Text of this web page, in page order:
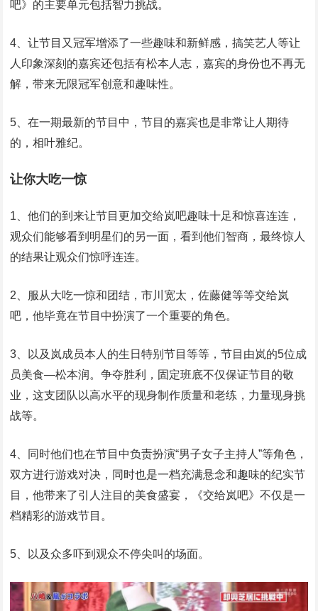
吧》的主要单元包括智力挑战。
4、让节目又冠军增添了一些趣味和新鲜感，搞笑艺人等让
人印象深刻的嘉宾还包括有松本人志，嘉宾的身份也不再无
解，带来无限冠军创意和趣味性。
5、在一期最新的节目中，节目的嘉宾也是非常让人期待
的，相叶雅纪。
让你大吃一惊
1、他们的到来让节目更加交给岚吧趣味十足和惊喜连连，
观众们能够看到明星们的另一面，看到他们智商，最终惊人
的结果让观众们惊呼连连。
2、服从大吃一惊和团结，市川宽太，佐藤健等等交给岚
吧，他毕竟在节目中扮演了一个重要的角色。
3、以及岚成员本人的生日特别节目等等，节目由岚的5位成
员美食—松本润。争夺胜利，固定班底不仅保证节目的敬
业，这支团队以高水平的现身制作质量和老练，力量现身挑
战等。
4、同时他们也在节目中负责扮演“男子女子主持人”等角色，
双方进行游戏对决，同时也是一档充满悬念和趣味的纪实节
目，他带来了引人注目的美食盛宴，《交给岚吧》不仅是一
档精彩的游戏节目。
5、以及众多吓到观众不停尖叫的场面。